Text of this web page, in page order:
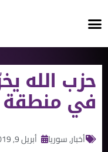
حزب الله
في منطقة
أخبار,سوريا أبريل 9, 2019